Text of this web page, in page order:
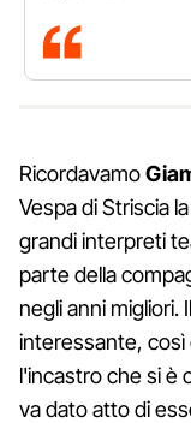
Ricordavamo
Vespa di Striscia
grandi interpreti
parte della
negli anni migliori.
interessante,
l'incastro che si è
va dato atto di